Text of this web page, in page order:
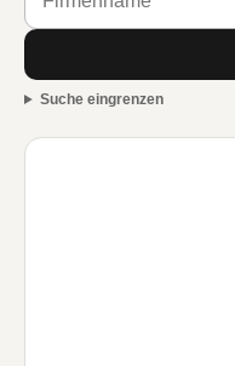
Suche eingrenzen